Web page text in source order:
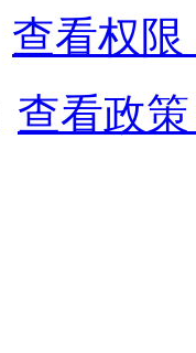
查看权限
查看政